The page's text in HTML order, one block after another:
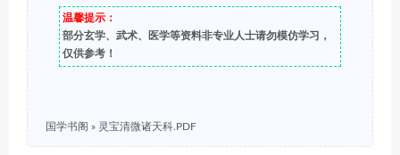
温馨提示：
部分玄学、武术、医学等资料非专业人士请勿模仿学习，
仅供参考！
国学书阁 » 灵宝清微诸天科.PDF